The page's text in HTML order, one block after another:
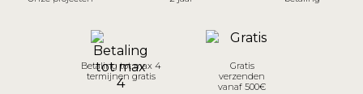
Betaling tot max 4
termijnen gratis
Gratis
verzenden
vanaf 500€